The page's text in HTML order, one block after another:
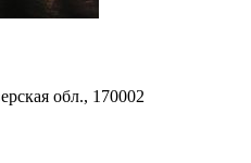
обл., 170002